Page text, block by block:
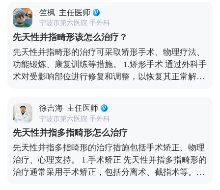
工真皮诱导免植皮技术，将人工真皮材料贴在创伤
处，诱导皮肤自己生长，不需要再从身体其他部位取
皮，大大减少手术创伤。 人工真皮诱导新生的皮肤会
和原来的很像，除了在创面长轴线处存在线性瘢痕
外，局部再生的皮肤质量与正常皮肤极为相似，不会
出现色素沉着或感觉功能下降的现象，整体效果较植
皮有明显改善。 使用本方法进行并趾分离术后，通过
外形和功能的目的，同时在身体其他部位不遗留疤痕
竺枫 主任医师
宁波市第六医院 手外科
先天性并指畸形该怎么治疗？
先天性并指畸形的治疗可采取矫形手术、物理疗法、
功能锻炼、康复训练等措施。 1.矫形手术 通过外科手
术对受影响部位进行修复和调整，以恢复其正常解剖
异常。 2.物理疗法 包括按摩、冷热敷等手段，在专业
人员指导下进行，旨在缓解肌肉紧张和促进血液循
环。可作为术后辅助治疗或单独使用，有助于减少并
发症风险。 3.功能锻炼 在医师建议下进行针对性肌力
训练及关节活动范围练习，增强手部功能。针对改善
患者日常生活能力和工作能力有积极作用。 4.康复训
练 主要包括手指灵活性和协调性的训练，需持之以恒
徐吉海 主任医师
宁波市第六医院 手外科
先天性并指多指畸形怎么治疗
先天性并指多指畸形的治疗措施包括手术矫正、物理
治疗、心理支持。 1.手术矫正 先天性并指多指畸形的
治疗通常采用手术矫正，包括分离术、截指术等。通